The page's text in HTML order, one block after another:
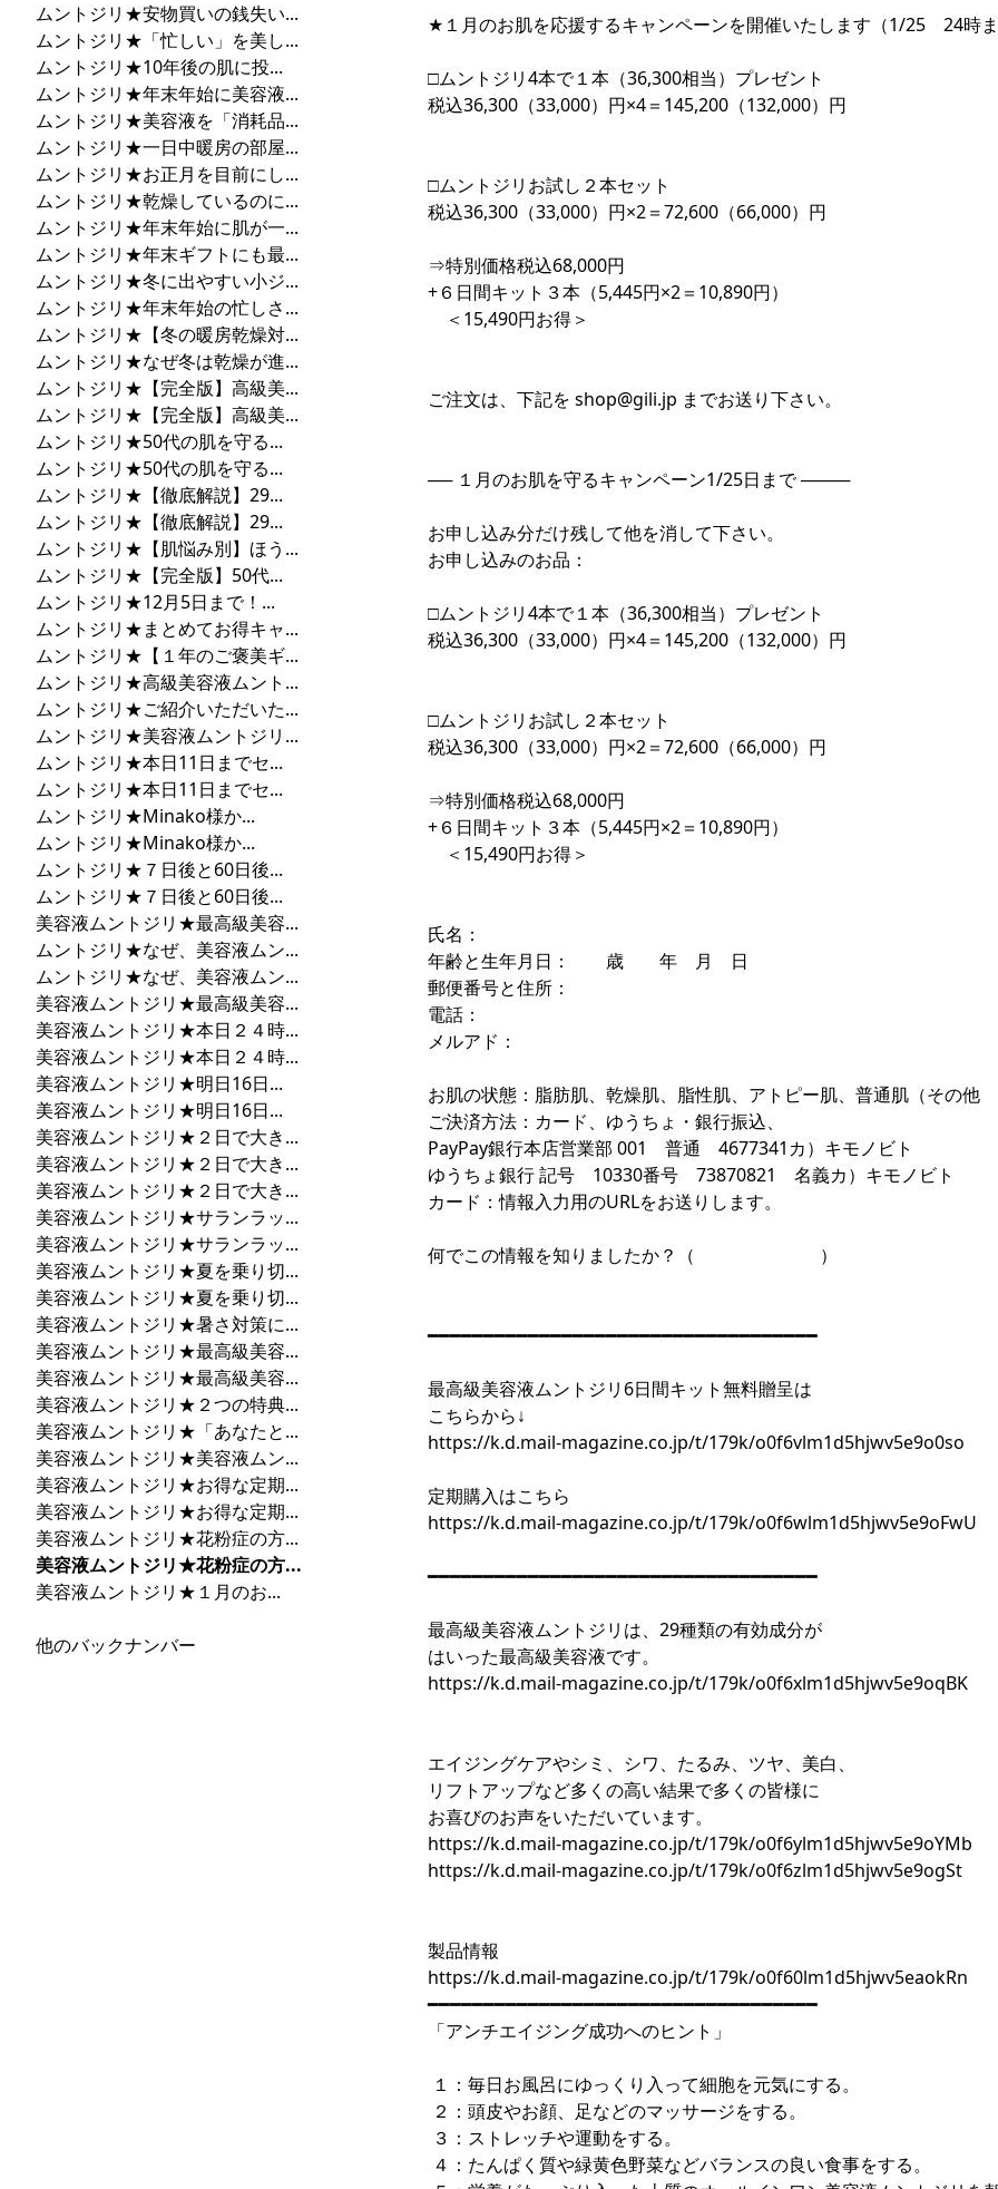
ムントジリ★安物買いの銭失い...
ムントジリ★「忙しい」を美し...
ムントジリ★10年後の肌に投...
ムントジリ★年末年始に美容液...
ムントジリ★美容液を「消耗品...
ムントジリ★一日中暖房の部屋...
ムントジリ★お正月を目前にし...
ムントジリ★乾燥しているのに...
ムントジリ★年末年始に肌が一...
ムントジリ★年末ギフトにも最...
ムントジリ★冬に出やすい小ジ...
ムントジリ★年末年始の忙しさ...
ムントジリ★【冬の暖房乾燥対...
ムントジリ★なぜ冬は乾燥が進...
ムントジリ★【完全版】高級美...
ムントジリ★【完全版】高級美...
ムントジリ★50代の肌を守る...
ムントジリ★50代の肌を守る...
ムントジリ★【徹底解説】29...
ムントジリ★【徹底解説】29...
ムントジリ★【肌悩み別】ほう...
ムントジリ★【完全版】50代...
ムントジリ★12月5日まで！...
ムントジリ★まとめてお得キャ...
ムントジリ★【１年のご褒美ギ...
ムントジリ★高級美容液ムント...
ムントジリ★ご紹介いただいた...
ムントジリ★美容液ムントジリ...
ムントジリ★本日11日までセ...
ムントジリ★本日11日までセ...
ムントジリ★Minako様か...
ムントジリ★Minako様か...
ムントジリ★７日後と60日後...
ムントジリ★７日後と60日後...
美容液ムントジリ★最高級美容...
ムントジリ★なぜ、美容液ムン...
ムントジリ★なぜ、美容液ムン...
美容液ムントジリ★最高級美容...
美容液ムントジリ★本日２４時...
美容液ムントジリ★本日２４時...
美容液ムントジリ★明日16日...
美容液ムントジリ★明日16日...
美容液ムントジリ★２日で大き...
美容液ムントジリ★２日で大き...
美容液ムントジリ★２日で大き...
美容液ムントジリ★サランラッ...
美容液ムントジリ★サランラッ...
美容液ムントジリ★夏を乗り切...
美容液ムントジリ★夏を乗り切...
美容液ムントジリ★暑さ対策に...
美容液ムントジリ★最高級美容...
美容液ムントジリ★最高級美容...
美容液ムントジリ★２つの特典...
美容液ムントジリ★「あなたと...
美容液ムントジリ★美容液ムン...
美容液ムントジリ★お得な定期...
美容液ムントジリ★お得な定期...
美容液ムントジリ★花粉症の方...
美容液ムントジリ★花粉症の方...
美容液ムントジリ★１月のお...
他のバックナンバー
★１月のお肌を応援するキャンペーンを開催いたします（1/25 24時
□ムントジリ4本で１本（36,300相当）プレゼント
税込36,300（33,000）円×4＝145,200（132,000）円
□ムントジリお試し２本セット
税込36,300（33,000）円×2＝72,600（66,000）円
⇒特別価格税込68,000円
+６日間キット３本（5,445円×2＝10,890円）
＜15,490円お得＞
ご注文は、下記を shop@gili.jp までお送り下さい。
── １月のお肌を守るキャンペーン1/25日まで ────
お申し込み分だけ残して他を消して下さい。
お申し込みのお品：
□ムントジリ4本で１本（36,300相当）プレゼント
税込36,300（33,000）円×4＝145,200（132,000）円
□ムントジリお試し２本セット
税込36,300（33,000）円×2＝72,600（66,000）円
⇒特別価格税込68,000円
+６日間キット３本（5,445円×2＝10,890円）
＜15,490円お得＞
氏名：
年齢と生年月日： 歳 年 月 日
郵便番号と住所：
電話：
メルアド：
お肌の状態：脂肪肌、乾燥肌、脂性肌、アトピー肌、普通肌（その
ご決済方法：カード、ゆうちょ・銀行振込、
PayPay銀行本店営業部 001 普通 4677341カ）キモノビト
ゆうちょ銀行 記号 10330番号 73870821 名義カ）キモノビト
カード：情報入力用のURLをお送りします。
何でこの情報を知りましたか？（ ）
━━━━━━━━━━━━━━━━━━━━━━━━━━━━━━━━━━━
最高級美容液ムントジリ6日間キット無料贈呈は
こちらから↓
https://k.d.mail-magazine.co.jp/t/179k/o0f6vlm1d5hjwv5e9o0so
定期購入はこちら
https://k.d.mail-magazine.co.jp/t/179k/o0f6wlm1d5hjwv5e9oFwU
━━━━━━━━━━━━━━━━━━━━━━━━━━━━━━━━━━━
最高級美容液ムントジリは、29種類の有効成分が
はいった最高級美容液です。
https://k.d.mail-magazine.co.jp/t/179k/o0f6xlm1d5hjwv5e9oqBK
エイジングケアやシミ、シワ、たるみ、ツヤ、美白、
リフトアップなど多くの高い結果で多くの皆様に
お喜びのお声をいただいています。
https://k.d.mail-magazine.co.jp/t/179k/o0f6ylm1d5hjwv5e9oYMb
https://k.d.mail-magazine.co.jp/t/179k/o0f6zlm1d5hjwv5e9ogSt
製品情報
https://k.d.mail-magazine.co.jp/t/179k/o0f60lm1d5hjwv5eaokRn
━━━━━━━━━━━━━━━━━━━━━━━━━━━━━━━━━━━
「アンチエイジング成功へのヒント」
１：毎日お風呂にゆっくり入って細胞を元気にする。
２：頭皮やお顔、足などのマッサージをする。
３：ストレッチや運動をする。
４：たんぱく質や緑黄色野菜などバランスの良い食事をする。